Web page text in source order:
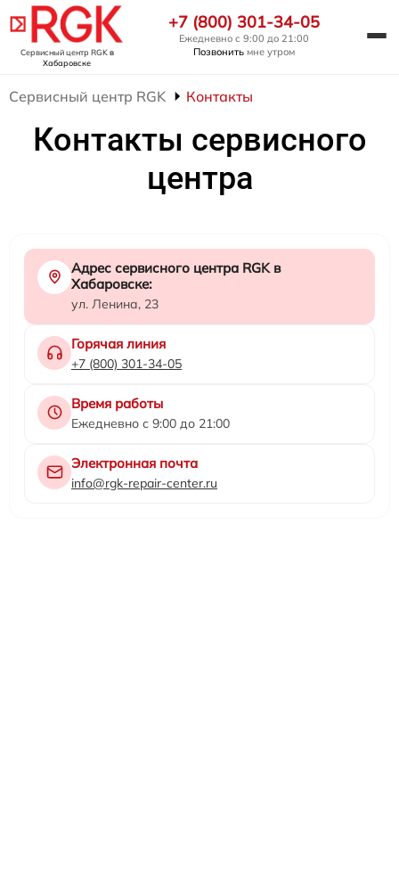
Сервисный центр RGKв
Хабаровске
+7 (800) 301-34-05
Ежедневно с 9:00 до 21:00
Позвонить мне утром
Сервисный центр RGK Контакты
Контакты сервисного
центра
Адрес сервисного центра RGK в
Хабаровске:
ул. Ленина, 23
Горячая линия
+7 (800) 301-34-05
Время работы
Ежедневно с 9:00 до 21:00
Электронная почта
info@rgk-repair-center.ru